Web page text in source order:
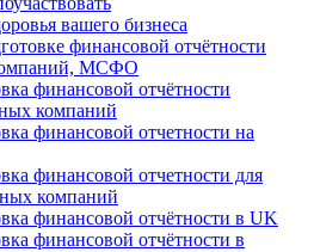
вашего бизнеса
финансовой отчётности
МСФО
финансовой отчётности
компаний
финансовой отчетности на
финансовой отчетности для
компаний
финансовой отчётности в UK
финансовой отчётности в